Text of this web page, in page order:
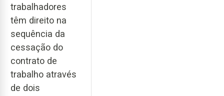
trabalhadores
têm direito na
sequência da
cessação do
contrato de
trabalho através
de dois